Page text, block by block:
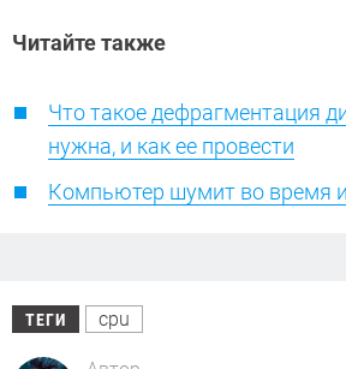
Читайте также
Что такое дефрагментация
нужна, и как ее провести
Компьютер шумит во время
ТЕГИ cpu